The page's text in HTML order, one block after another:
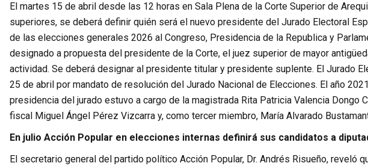
El martes 15 de abril desde las 12 horas en Sala Plena de la Corte Superior de
superiores, se deberá definir quién será el nuevo presidente del Jurado Electoral
de las elecciones generales 2026 al Congreso, Presidencia de la Republica y
designado a propuesta del presidente de la Corte, el juez superior de mayor
actividad. Se deberá designar al presidente titular y presidente suplente. El Jurado
25 de abril por mandato de resolución del Jurado Nacional de Elecciones. El año
presidencia del jurado estuvo a cargo de la magistrada Rita Patricia Valencia Dongo
fiscal Miguel Ángel Pérez Vizcarra y, como tercer miembro, María Alvarado
En julio Acción Popular en elecciones internas definirá sus candidatos a
El secretario general del partido político Acción Popular, Dr. Andrés Risueño, reveló